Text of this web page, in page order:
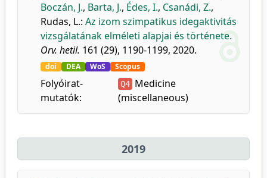
Boczán, J., Barta, J., Édes, I., Csanádi, Z.,
Rudas, L.: Az izom szimpatikus idegaktivitás
vizsgálatának elméleti alapjai és története.
Orv. hetil. 161 (29), 1190-1199, 2020.
doi DEA WoS Scopus
Folyóirat-
mutatók:
Q4 Medicine
(miscellaneous)
2019